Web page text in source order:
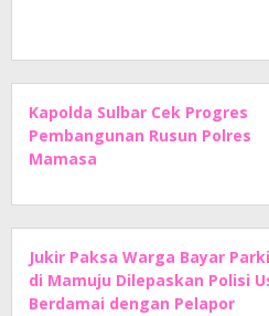
Kapolda Sulbar Cek Progres
Pembangunan Rusun Polres
Mamasa
Jukir Paksa Warga Bayar
di Mamuju Dilepaskan Polisi
Berdamai dengan Pelapor